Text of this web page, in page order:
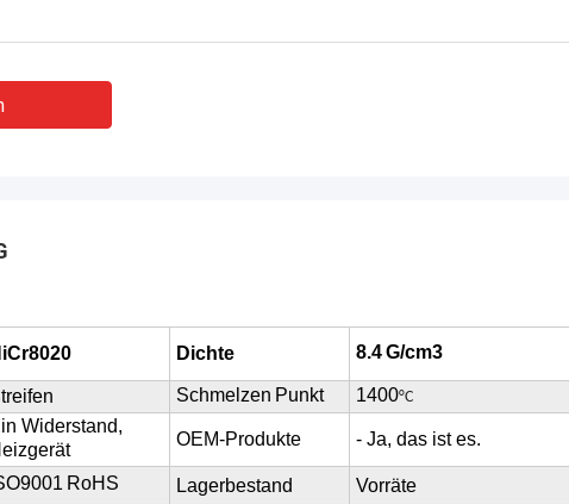
Dichte 8.4G/cm3
Schmelzen Punkt 1400°C
Widerstand,
OEM-Produkte - Ja, das ist es.
RoHS Lagerbestand
Vorräte